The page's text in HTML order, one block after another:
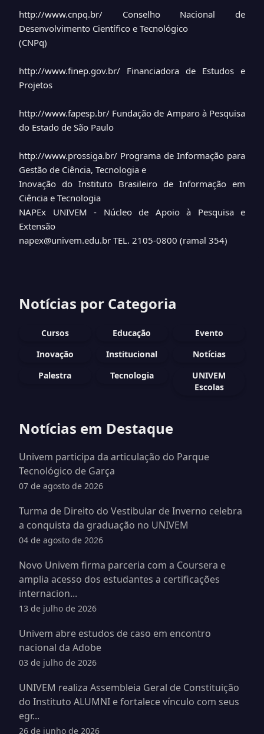
http://www.cnpq.br/ Conselho Nacional de
Desenvolvimento Científico e Tecnológico
(CNPq)
http://www.finep.gov.br/ Financiadora de Estudos e
Projetos
http://www.fapesp.br/ Fundação de Amparo à Pesquisa
do Estado de São Paulo
http://www.prossiga.br/ Programa de Informação para
Gestão de Ciência, Tecnologia e
Inovação do Instituto Brasileiro de Informação em
Ciência e Tecnologia
NAPEx UNIVEM - Núcleo de Apoio à Pesquisa e
Extensão
napex@univem.edu.br TEL. 2105-0800 (ramal 354)
Notícias por Categoria
Cursos Educação
Evento
Inovação
Institucional
Notícias
Palestra
Tecnologia
UNIVEM
Escolas
Notícias em Destaque
Univem participa da articulação do Parque
Tecnológico de Garça
07 de agosto de 2026
Turma de Direito do Vestibular de Inverno celebra
a conquista da graduação no UNIVEM
04 de agosto de 2026
Novo Univem firma parceria com a Coursera e
amplia acesso dos estudantes a certificações
internacion...
13 de julho de 2026
Univem abre estudos de caso em encontro
nacional da Adobe
03 de julho de 2026
UNIVEM realiza Assembleia Geral de Constituição
do Instituto ALUMNI e fortalece vínculo com seus
egr...
26 de junho de 2026